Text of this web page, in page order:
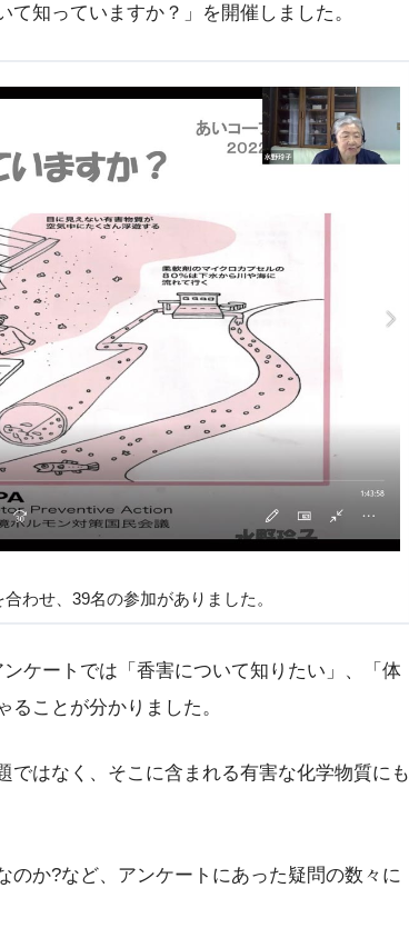
知っていますか？」を開催しました。
わせ、39名の参加がありました。
ケートでは「香害について知りたい」、「体
ことが分かりました。
はなく、そこに含まれる有害な化学物質にも
のか?など、アンケートにあった疑問の数々に